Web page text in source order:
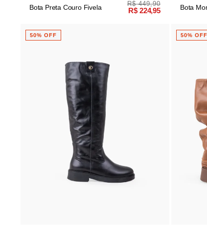
Bota Preta Couro Fivela R$ 449,90
R$ 224,95
Bota
50% OFF 50% OFF